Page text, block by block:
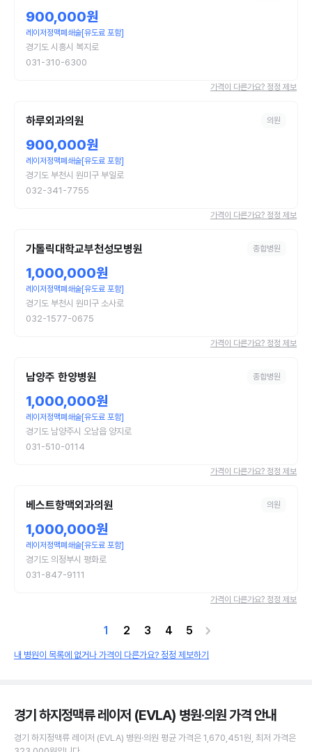
900,000원
레이저정맥폐쇄술[유도료 포함]
경기도 시흥시 복지로
031-310-6300
가격이 다른가요? 정정 제보
하루외과의원 의원
900,000원
레이저정맥폐쇄술[유도료 포함]
경기도 부천시 원미구 부일로
032-341-7755
가격이 다른가요? 정정 제보
가톨릭대학교부천성모병원 종합병원
1,000,000원
레이저정맥폐쇄술[유도료 포함]
경기도 부천시 원미구 소사로
032-1577-0675
가격이 다른가요? 정정 제보
남양주 한양병원 종합병원
1,000,000원
레이저정맥폐쇄술[유도료 포함]
경기도 남양주시 오남읍 양지로
031-510-0114
가격이 다른가요? 정정 제보
베스트항맥외과의원 의원
1,000,000원
레이저정맥폐쇄술[유도료 포함]
경기도 의정부시 평화로
031-847-9111
가격이 다른가요? 정정 제보
1 2 3 4 5
내 병원이 목록에 없거나 가격이 다른가요? 정정 제보하기
경기 하지정맥류 레이저 (EVLA) 병원·의원가격 안내
경기 하지정맥류 레이저 (EVLA) 병원·의원 평균 가격은 1,670,451원 , 최저 가격은